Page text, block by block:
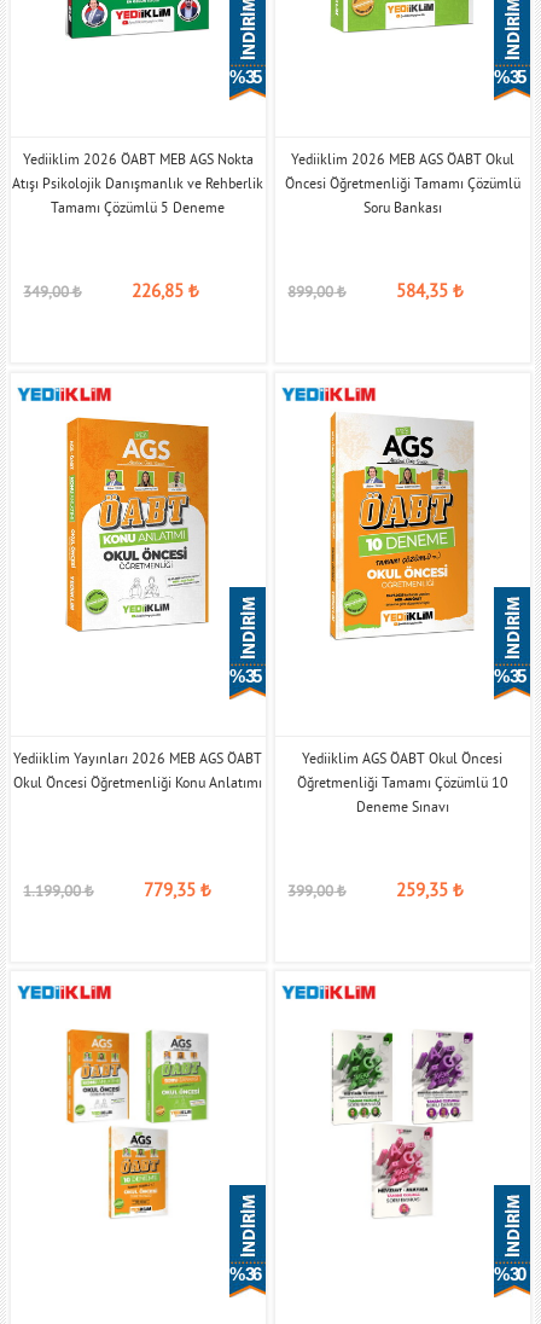
% 35
Yediiklim 2026 ÖABT MEB AGS Nokta
Atışı Psikolojik Danışmanlık ve Rehberlik
Tamamı Çözümlü 5 Deneme
349,00₺ 226,85 ₺
% 35
Yediiklim 2026 MEB AGS ÖABT Okul
Öncesi Öğretmenliği Tamamı Çözümlü
Soru Bankası
899,00₺ 584,35 ₺
% 35
Yediiklim Yayınları 2026 MEB AGS ÖABT
Okul Öncesi Öğretmenliği Konu Anlatımı
1.199,00₺ 779,35 ₺
% 35
Yediiklim AGS ÖABT Okul Öncesi
Öğretmenliği Tamamı Çözümlü 10
Deneme Sınavı
399,00₺ 259,35 ₺
% 36 % 30